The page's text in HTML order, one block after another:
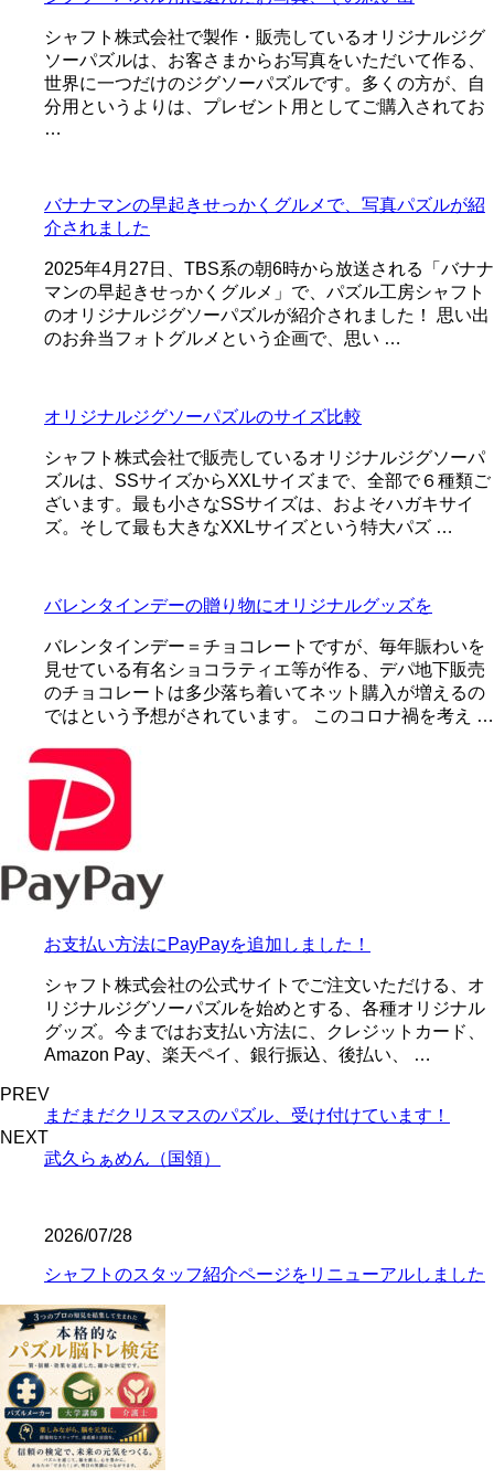
シャフト株式会社で製作・販売しているオリジナルジグ
ソーパズルは、お客さまからお写真をいただいて作る、
世界に一つだけのジグソーパズルです。多くの方が、自
分用というよりは、プレゼント用としてご購入されてお
…
バナナマンの早起きせっかくグルメで、写真パズルが紹
介されました
2025年4月27日、TBS系の朝6時から放送される「バナナ
マンの早起きせっかくグルメ」で、パズル工房シャフト
のオリジナルジグソーパズルが紹介されました！ 思い出
のお弁当フォトグルメという企画で、思い …
オリジナルジグソーパズルのサイズ比較
シャフト株式会社で販売しているオリジナルジグソーパ
ズルは、SSサイズからXXLサイズまで、全部で６種類ご
ざいます。最も小さなSSサイズは、およそハガキサイ
ズ。そして最も大きなXXLサイズという特大パズ …
バレンタインデーの贈り物にオリジナルグッズを
バレンタインデー＝チョコレートですが、毎年賑わいを
見せている有名ショコラティエ等が作る、デパ地下販売
のチョコレートは多少落ち着いてネット購入が増えるの
ではという予想がされています。 このコロナ禍を考え …
お支払い方法にPayPayを追加しました！
シャフト株式会社の公式サイトでご注文いただける、オ
リジナルジグソーパズルを始めとする、各種オリジナル
グッズ。今まではお支払い方法に、クレジットカード、
Amazon Pay、楽天ペイ、銀行振込、後払い、 …
PREV
まだまだクリスマスのパズル、受け付けています！
NEXT
武久らぁめん（国領）
2026/07/28
シャフトのスタッフ紹介ページをリニューアルしました